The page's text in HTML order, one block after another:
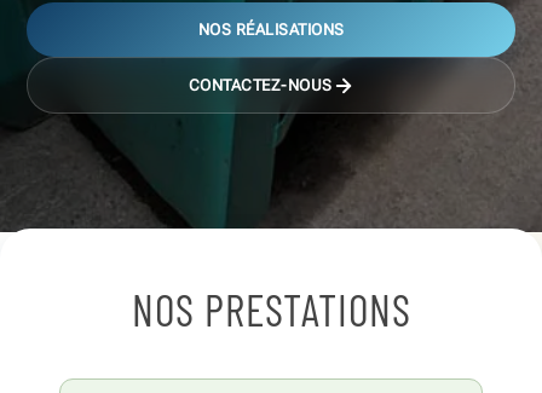
NOS RÉALISATIONS
CONTACTEZ-NOUS
NOS PRESTATIONS